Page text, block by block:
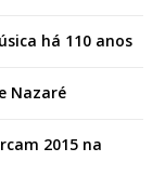
há 110 anos
Nazaré
2015 na